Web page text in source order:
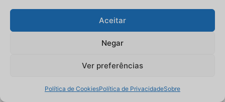
Aceitar
Negar
Ver preferências
Política de CookiesPolítica de PrivacidadeSobre
resumir mensagens longas ou limpar
informações para que seja mais fácil triá-las.
Ferramentas de IA como o ChatGPT podem
ajudar. Por exemplo, você pode usar o Zapier e
de suporte enviado no Slack e, em seguida,